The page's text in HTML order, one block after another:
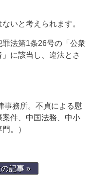
いと考えられます。
法第1条26号の「公衆
に該当し、違法とさ
事務所。不貞による慰
件、中国法務、中小
。）
記事 »